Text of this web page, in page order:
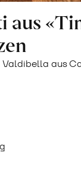
aus
aus